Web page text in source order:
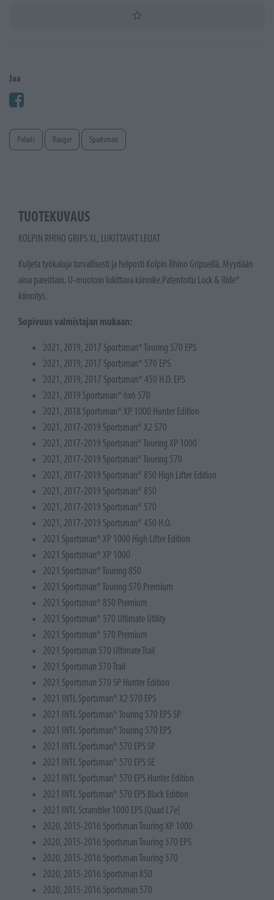
Jaa
Polaris Ranger Sportsman
TUOTEKUVAUS
KOLPIN RHINO GRIPS XL, LUKITTAVAT LEUAT
Kuljeta työkaluja turvallisesti ja helposti Kolpin Rhino Gripseillä. Myydään
aina pareittain. U-muotoin lukittava kiinnike.Patentoitu Lock & Ride®
kiinnitys.
Sopivuus valmistajan mukaan:
2021, 2019, 2017 Sportsman® Touring 570 EPS
2021, 2019, 2017 Sportsman® 570 EPS
2021, 2019, 2017 Sportsman® 450 H.O. EPS
2021, 2019 Sportsman® 6x6 570
2021, 2018 Sportsman® XP 1000 Hunter Edition
2021, 2017-2019 Sportsman® X2 570
2021, 2017-2019 Sportsman® Touring XP 1000
2021, 2017-2019 Sportsman® Touring 570
2021, 2017-2019 Sportsman® 850 High Lifter Edition
2021, 2017-2019 Sportsman® 850
2021, 2017-2019 Sportsman® 570
2021, 2017-2019 Sportsman® 450 H.O.
2021 Sportsman® XP 1000 High Lifter Edition
2021 Sportsman® XP 1000
2021 Sportsman® Touring 850
2021 Sportsman® Touring 570 Premium
2021 Sportsman® 850 Premium
2021 Sportsman® 570 Ultimate Utility
2021 Sportsman® 570 Premium
2021 Sportsman 570 Ultimate Trail
2021 Sportsman 570 Trail
2021 Sportsman 570 SP Hunter Edition
2021 INTL Sportsman® X2 570 EPS
2021 INTL Sportsman® Touring 570 EPS SP
2021 INTL Sportsman® Touring 570 EPS
2021 INTL Sportsman® 570 EPS SP
2021 INTL Sportsman® 570 EPS SE
2021 INTL Sportsman® 570 EPS Hunter Edition
2021 INTL Sportsman® 570 EPS Black Edition
2021 INTL Scrambler 1000 EPS [Quad L7e]
2020, 2015-2016 Sportsman Touring XP 1000
2020, 2015-2016 Sportsman Touring 570 EPS
2020, 2015-2016 Sportsman Touring 570
2020, 2015-2016 Sportsman 850
2020, 2015-2016 Sportsman 570